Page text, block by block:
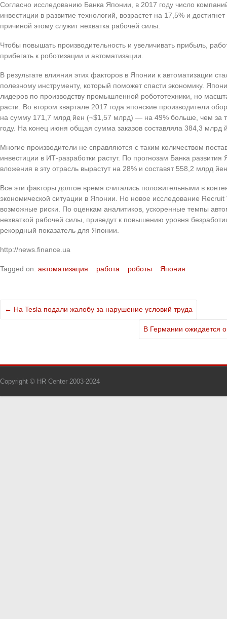
Согласно исследованию Банка Японии, в 2017 году число
инвестиции в развитие технологий, возрастет на 17,5% и
причиной этому служит нехватка рабочей силы.
Чтобы повышать производительность и увеличивать прибыль,
прибегать к роботизации и автоматизации.
В результате влияния этих факторов в Японии к автоматизации
полезному инструменту, который поможет спасти экономику.
лидеров по производству промышленной робототехники, но
расти. Во втором квартале 2017 года японские производители
на сумму 171,7 млрд йен (~$1,57 млрд) — на 49% больше, чем за
году. На конец июня общая сумма заказов составляла 384,3 млрд
Многие производители не справляются с таким количеством
инвестиции в ИТ-разработки растут. По прогнозам Банка развития
вложения в эту отрасль вырастут на 28% и составят 558,2 млрд
Все эти факторы долгое время считались положительными в
экономической ситуации в Японии. Но новое исследование
возможные риски. По оценкам аналитиков, ускоренные темпы
нехваткой рабочей силы, приведут к повышению уровня
рекордный показатель для Японии.
http://news.finance.ua
Tagged on: автоматизация работа роботы Япония
← На Tesla подали жалобу за нарушение условий труда
В Германии ожидается
Copyright © HR Center 2003-2024